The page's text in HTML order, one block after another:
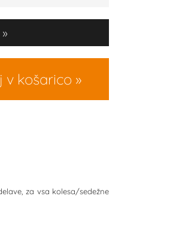
v košarico
za vsa kolesa/sedežne